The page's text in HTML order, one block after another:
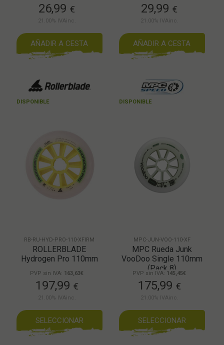
26,99 €
21.00% IVAinc.
AÑADIR A CESTA
29,99 €
21.00% IVAinc.
AÑADIR A CESTA
DISPONIBLE
RB-RU-HYD-PRO-110-XFIRM
ROLLERBLADE
Hydrogen Pro 110mm
PVP sin IVA: 163,63€
197,99 €
21.00% IVAinc.
SELECCIONAR
DISPONIBLE
MPC-JUN-VOO-110-XF
MPC Rueda Junk
VooDoo Single 110mm
(Pack 8)
PVP sin IVA: 145,45€
175,99 €
21.00% IVAinc.
SELECCIONAR